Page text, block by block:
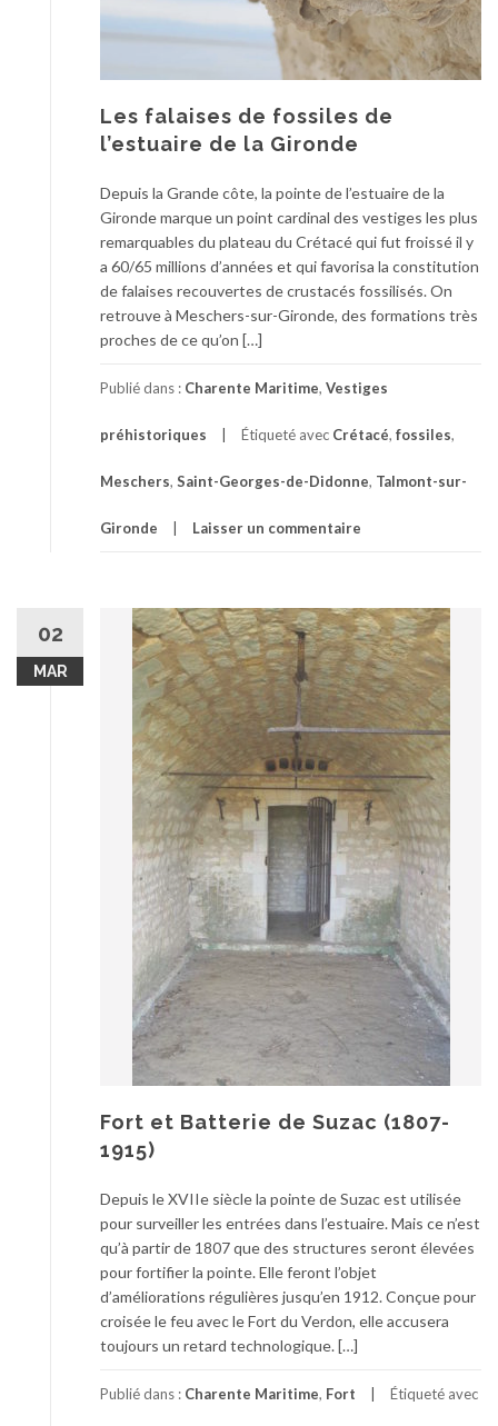
Les falaises de fossiles de
l’estuaire de la Gironde
Depuis la Grande côte, la pointe de l’estuaire de la
Gironde marque un point cardinal des vestiges les plus
remarquables du plateau du Crétacé qui fut froissé il y
a 60/65 millions d’années et qui favorisa la constitution
de falaises recouvertes de crustacés fossilisés. On
retrouve à Meschers-sur-Gironde, des formations très
proches de ce qu’on […]
Publié dans : Charente Maritime, Vestiges
préhistoriques Étiqueté avec Crétacé, fossiles,
Meschers, Saint-Georges-de-Didonne, Talmont-sur-
Gironde Laisser un commentaire
02
MAR
Fort et Batterie de Suzac (1807-
1915)
Depuis le XVIIe siècle la pointe de Suzac est utilisée
pour surveiller les entrées dans l’estuaire. Mais ce n’est
qu’à partir de 1807 que des structures seront élevées
pour fortifier la pointe. Elle feront l’objet
d’améliorations régulières jusqu’en 1912. Conçue pour
croisée le feu avec le Fort du Verdon, elle accusera
toujours un retard technologique. […]
Publié dans : Charente Maritime, Fort Étiqueté avec